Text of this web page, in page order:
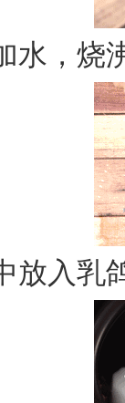
水，烧
放入乳